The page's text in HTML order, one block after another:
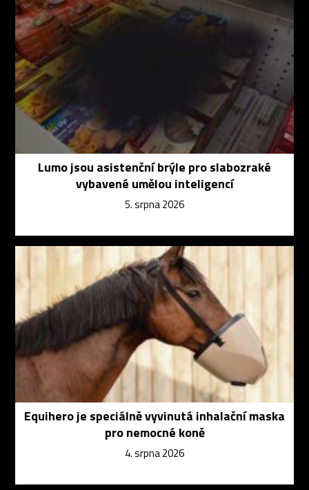
Lumo jsou asistenční brýle pro slabozraké
vybavené umělou inteligencí
5. srpna 2026
Equihero je speciálně vyvinutá inhalační maska
pro nemocné koně
4. srpna 2026